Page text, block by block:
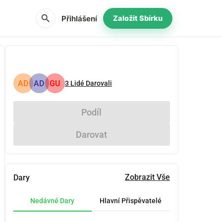
search Přihlášení Založit Sbírku
AD AD GU 3 Lidé Darovali
Podíl
Darovat
Dary Zobrazit Vše
Nedávné Dary Hlavní Přispěvatelé